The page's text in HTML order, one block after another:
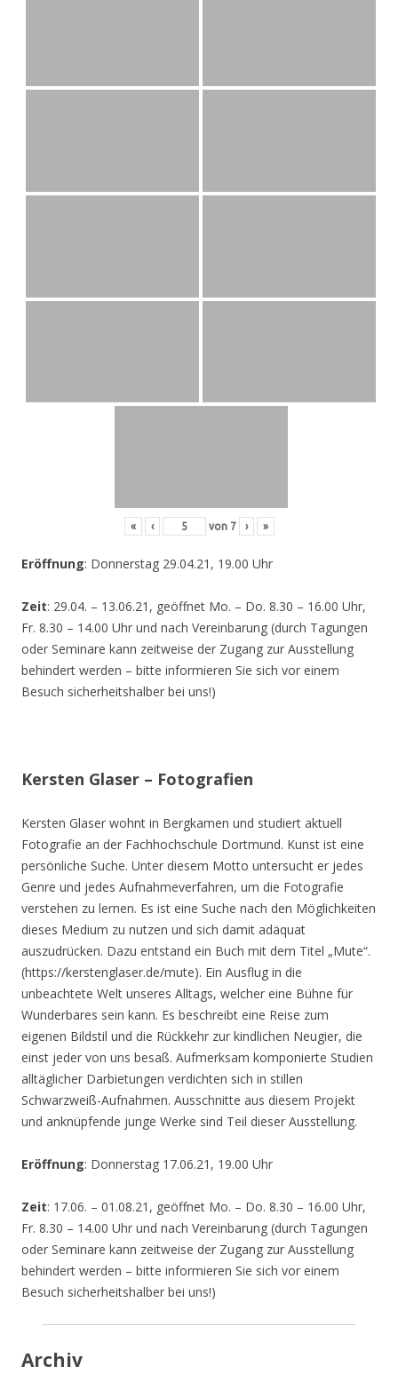
« ‹ von 7 › »
Eröffnung: Donnerstag 29.04.21, 19.00 Uhr
Zeit: 29.04. – 13.06.21, geöffnet Mo. – Do. 8.30 – 16.00 Uhr,
Fr. 8.30 – 14.00 Uhr und nach Vereinbarung (durch Tagungen
oder Seminare kann zeitweise der Zugang zur Ausstellung
behindert werden – bitte informieren Sie sich vor einem
Besuch sicherheitshalber bei uns!)
Kersten Glaser – Fotografien
Kersten Glaser wohnt in Bergkamen und studiert aktuell
Fotografie an der Fachhochschule Dortmund. Kunst ist eine
persönliche Suche. Unter diesem Motto untersucht er jedes
Genre und jedes Aufnahmeverfahren, um die Fotografie
verstehen zu lernen. Es ist eine Suche nach den Möglichkeiten
dieses Medium zu nutzen und sich damit adäquat
auszudrücken. Dazu entstand ein Buch mit dem Titel „Mute“.
(https://kerstenglaser.de/mute). Ein Ausflug in die
unbeachtete Welt unseres Alltags, welcher eine Bühne für
Wunderbares sein kann. Es beschreibt eine Reise zum
eigenen Bildstil und die Rückkehr zur kindlichen Neugier, die
einst jeder von uns besaß. Aufmerksam komponierte Studien
alltäglicher Darbietungen verdichten sich in stillen
Schwarzweiß-Aufnahmen. Ausschnitte aus diesem Projekt
und anknüpfende junge Werke sind Teil dieser Ausstellung.
Eröffnung: Donnerstag 17.06.21, 19.00 Uhr
Zeit: 17.06. – 01.08.21, geöffnet Mo. – Do. 8.30 – 16.00 Uhr,
Fr. 8.30 – 14.00 Uhr und nach Vereinbarung (durch Tagungen
oder Seminare kann zeitweise der Zugang zur Ausstellung
behindert werden – bitte informieren Sie sich vor einem
Besuch sicherheitshalber bei uns!)
Archiv